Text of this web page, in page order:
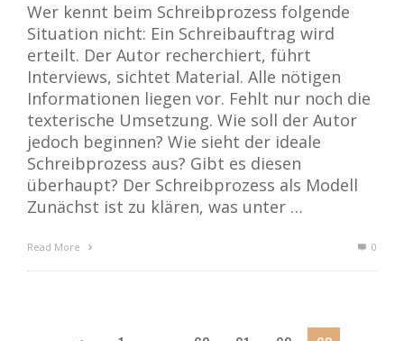
Wer kennt beim Schreibprozess folgende
Situation nicht: Ein Schreibauftrag wird
erteilt. Der Autor recherchiert, führt
Interviews, sichtet Material. Alle nötigen
Informationen liegen vor. Fehlt nur noch die
texterische Umsetzung. Wie soll der Autor
jedoch beginnen? Wie sieht der ideale
Schreibprozess aus? Gibt es diesen
überhaupt? Der Schreibprozess als Modell
Zunächst ist zu klären, was unter …
Read More 0